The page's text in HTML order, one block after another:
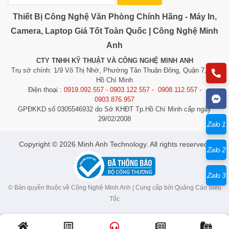
Để được hỗ trợ tư vấn hãy liên hệ: (028) 377.532.57 -
0908.112.557
Thiết Bị Công Nghệ Văn Phòng Chính Hãng - Máy In,
Camera, Laptop Giá Tốt Toàn Quốc | Công Nghệ Minh
Anh
CTY TNHH KỸ THUẬT VÀ CÔNG NGHỆ MINH ANH
Trụ sở chính: 1/9 Võ Thị Nhờ, Phường Tân Thuận Đông, Quận 7, TP.
Hồ Chí Minh
Điện thoại : 0919.092.557 - 0903.122.557 - 0908.112.557 -
0903.876.957
GPĐKKD số 0305546932 do Sở KHĐT Tp.Hồ Chí Minh cấp ngày
29/02/2008
​​​​​​Copyright © 2026 Minh Anh Technology. All rights reserved.
© Bản quyền thuộc về Công Nghệ Minh Anh | Cung cấp bởi Quảng Cáo Siêu
Tốc
Zalo 1
Zalo 2
Zalo 3